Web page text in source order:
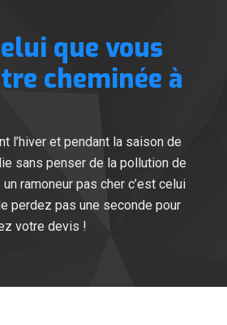
que vous
cheminée à
l’hiver et pendant la saison de
sans penser de la pollution de
ramoneur pas cher c’est celui
perdez pas une seconde pour
votre devis !